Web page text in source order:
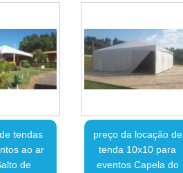
tendas
ao ar
de
preço da locação de
tenda 10x10 para
eventos Capela do